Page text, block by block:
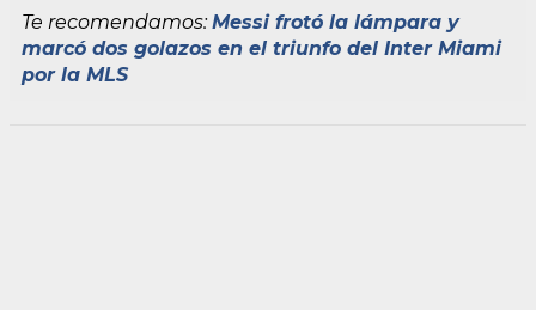
Te recomendamos:Messi frotó la lámpara y
marcó dos golazos en el triunfo del Inter Miami
por la MLS